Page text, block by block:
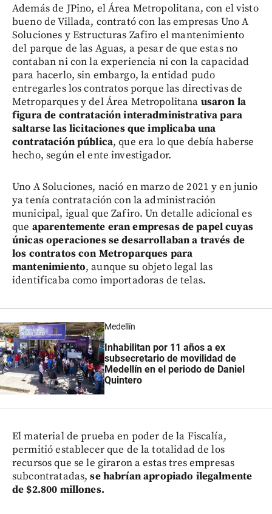
Además de JPino, el Área Metropolitana, con el visto
bueno de Villada, contrató con las empresas Uno A
Soluciones y Estructuras Zafiro el mantenimiento
del parque de las Aguas, a pesar de que estas no
contaban ni con la experiencia ni con la capacidad
para hacerlo, sin embargo, la entidad pudo
entregarles los contratos porque las directivas de
Metroparques y del Área Metropolitana usaron la
figura de contratación interadministrativa para
saltarse las licitaciones que implicaba una
contratación pública, que era lo que debía haberse
hecho, según el ente investigador.
Uno A Soluciones, nació en marzo de 2021 y en junio
ya tenía contratación con la administración
municipal, igual que Zafiro. Un detalle adicional es
que aparentemente eran empresas de papel cuyas
únicas operaciones se desarrollaban a través de
los contratos con Metroparques para
mantenimiento, aunque su objeto legal las
identificaba como importadoras de telas.
Medellín
Inhabilitan por 11 años a ex
subsecretario de movilidad de
Medellín en el periodo de Daniel
Quintero
El material de prueba en poder de la Fiscalía,
permitió establecer que de la totalidad de los
recursos que se le giraron a estas tres empresas
subcontratadas, se habrían apropiado ilegalmente
de $2.800 millones.